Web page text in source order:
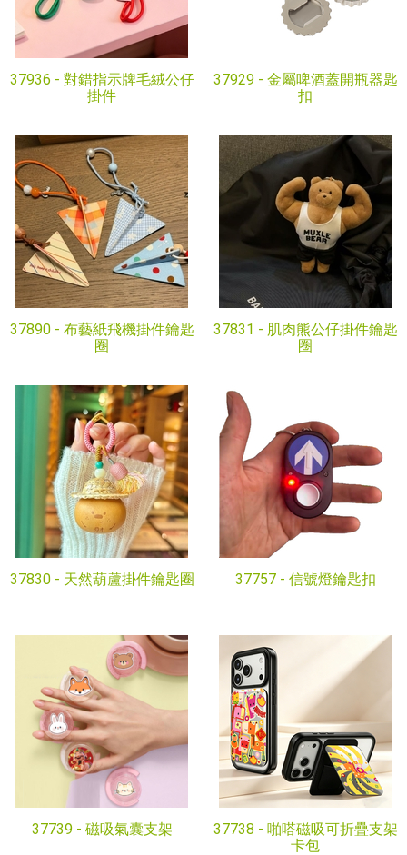
37936 - 對錯指示牌毛絨公仔
掛件
37929 - 金屬啤酒蓋開瓶器匙
扣
37890 - 布藝紙飛機掛件鑰匙
圈
37831 - 肌肉熊公仔掛件鑰匙
圈
37830 - 天然葫蘆掛件鑰匙圈 37757 - 信號燈鑰匙扣
37739 - 磁吸氣囊支架 37738 - 啪嗒磁吸可折疊支架
卡包